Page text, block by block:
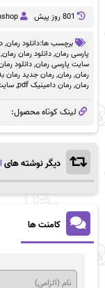
801 روز پيش
برچسب ها:دانلود رمان,
پارسی رمان,دانلود رمان رمان,
سایت پارسی رمان,دانلود
رمان,رمان,رمان جدید رمان
رمان,رمان دامینیک pdf ,
لینک کوتاه محصول:
دیگر نوشته های
کامنت ها